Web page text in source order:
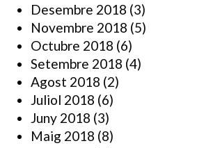
Desembre 2018 (3)
Novembre 2018 (5)
Octubre 2018 (6)
Setembre 2018 (4)
Agost 2018 (2)
Juliol 2018 (6)
Juny 2018 (3)
Maig 2018 (8)